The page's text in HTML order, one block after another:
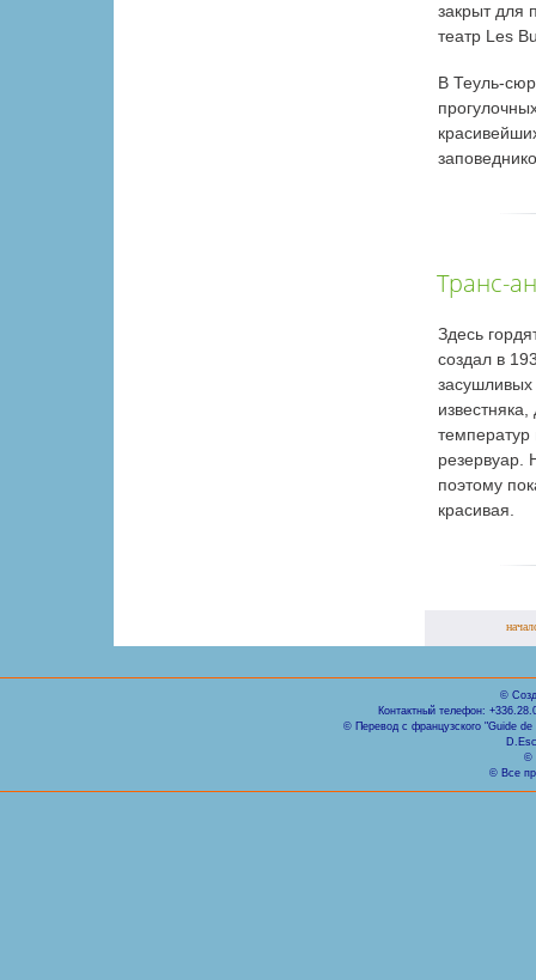
закрыт для
театр Les
В Теуль-
Транс-
Здесь
создал в
засушливых
температур
резервуар.
поэтому
красивая.
©
Контактный телефон:
© Перевод с французского "Guide
©
© Все